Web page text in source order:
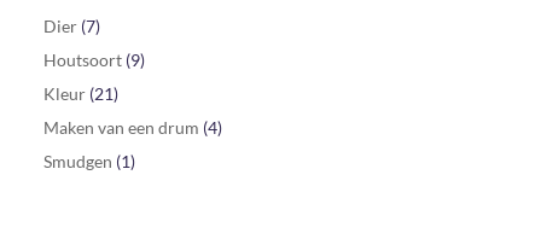
Dier (7)
Houtsoort (9)
Kleur (21)
Maken van een drum (4)
Smudgen (1)